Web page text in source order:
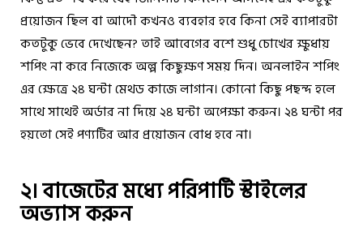
প্রয়োজন ছিল বা আদৌ কখনও ব্যবহার হবে কিনা সেই ব্যাপারটা
কতটুকু ভেবে দেখেছেন? তাই আবেগের বশে শুধু চোখের ক্ষুধায়
শপিং না করে নিজেকে অল্প কিছুক্ষণ সময় দিন। অনলাইন শপিং
এর ক্ষেত্রে ২৪ ঘন্টা মেথড কাজে লাগান। কোনো কিছু পছন্দ হলে
সাথে সাথেই অর্ডার না দিয়ে ২৪ ঘন্টা অপেক্ষা করুন। ২৪ ঘন্টা পর
হয়তো সেই পণ্যটির আর প্রয়োজন বোধ হবে না।
২। বাজেটের মধ্যে পরিপাটি স্টাইলের
অভ্যাস করুন